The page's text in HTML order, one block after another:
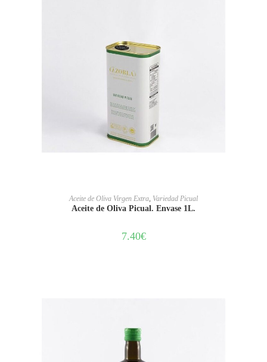
AÑADIR AL CARRITO
Aceite de Oliva Virgen Extra, Variedad Picual
Aceite de Oliva Picual. Envase 1L.
7.40€